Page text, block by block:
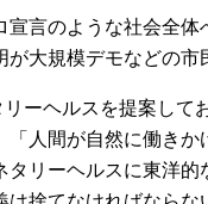
宣言のような社会全
大規模デモなどの
リーヘルスを提案し
「人間が自然に働き
タリーヘルスに東洋